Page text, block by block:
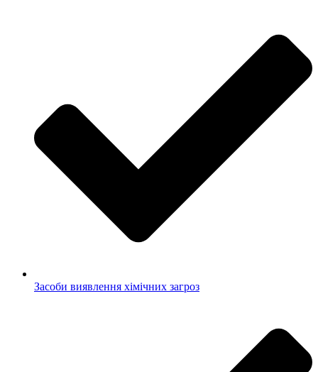
Засоби виявлення хімічних загроз